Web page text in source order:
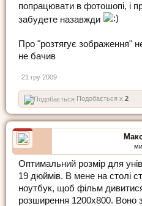
попрацювати в фотошопі, і
забудете назавжди
Про "розтягує зображення"
не бачив
21 гру 2009
Подобається x 2
Оптимальний розмір для
19 дюймів. В мене на столі
ноутбук, щоб фільм
розширення 1200х800. Воно